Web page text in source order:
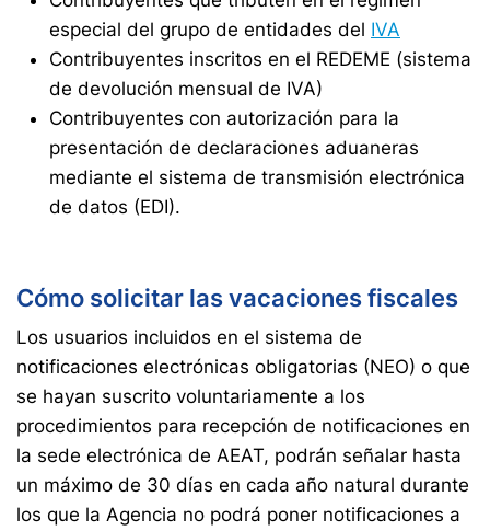
especial del grupo de entidades del IVA
Contribuyentes inscritos en el REDEME (sistema
de devolución mensual de IVA)
Contribuyentes con autorización para la
presentación de declaraciones aduaneras
mediante el sistema de transmisión electrónica
de datos (EDI).
Cómo solicitar las vacaciones fiscales
Los usuarios incluidos en el sistema de
notificaciones electrónicas obligatorias (NEO) o que
se hayan suscrito voluntariamente a los
procedimientos para recepción de notificaciones en
la sede electrónica de AEAT, podrán señalar hasta
un máximo de 30 días en cada año natural durante
los que la Agencia no podrá poner notificaciones a